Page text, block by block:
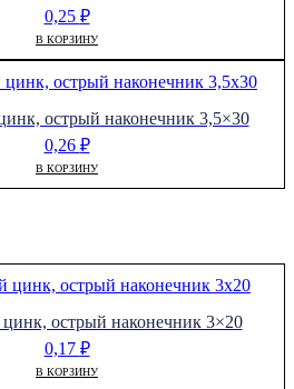
0,25 ₽
В КОРЗИНУ
острый наконечник 3,5×30
0,26 ₽
В КОРЗИНУ
острый наконечник 3×20
0,17 ₽
В КОРЗИНУ